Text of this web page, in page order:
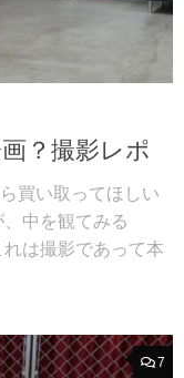
？撮影レポ
買い取ってほしい
中を観てみる
は撮影であって本
7